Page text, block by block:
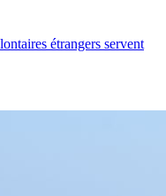
étrangers servent